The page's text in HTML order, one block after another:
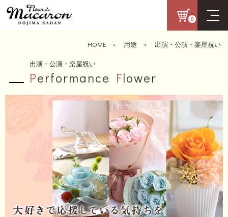
0
HOME> 用途 > 出演・公演・楽屋祝い
出演・公演・楽屋祝い
Performance Flower